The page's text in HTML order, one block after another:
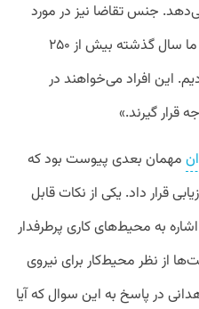
می‌دهد. جنس تقاضا نیز در مورد
محیط کار خوب عوض شده است. ما سال گذشته بیش از ۲۵۰
این افراد می‌خواهند در
قرار گیرند.»
مهمان بعدی پیوست بود که
قرار داد. یکی از نکات قابل
اشاره به محیط‌های کاری پرطرفدار
از نظر محیط‌کار برای نیروی
در پاسخ به این سوال که آیا